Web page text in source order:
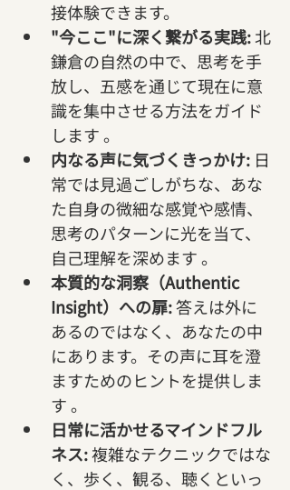
接体験できます。
"今ここ"に深く繋がる実践: 北
鎌倉の自然の中で、思考を手
放し、五感を通じて現在に意
識を集中させる方法をガイド
します 。
内なる声に気づくきっかけ: 日
常では見過ごしがちな、あな
た自身の微細な感覚や感情、
思考のパターンに光を当て、
自己理解を深めます 。
本質的な洞察（Authentic
Insight）への扉: 答えは外に
あるのではなく、あなたの中
にあります。その声に耳を澄
ますためのヒントを提供しま
す 。
日常に活かせるマインドフル
ネス: 複雑なテクニックではな
く、歩く、観る、聴くといっ